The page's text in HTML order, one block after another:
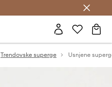
Trendovske superge